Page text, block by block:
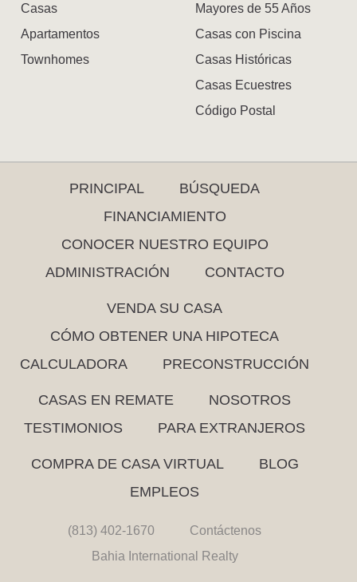
Casas
Apartamentos
Townhomes
Mayores de 55 Años
Casas con Piscina
Casas Históricas
Casas Ecuestres
Código Postal
PRINCIPAL
BÚSQUEDA
FINANCIAMIENTO
CONOCER NUESTRO EQUIPO
ADMINISTRACIÓN
CONTACTO
VENDA SU CASA
CÓMO OBTENER UNA HIPOTECA
CALCULADORA
PRECONSTRUCCIÓN
CASAS EN REMATE
NOSOTROS
TESTIMONIOS
PARA EXTRANJEROS
COMPRA DE CASA VIRTUAL
BLOG
EMPLEOS
(813) 402-1670
Contáctenos
Bahia International Realty